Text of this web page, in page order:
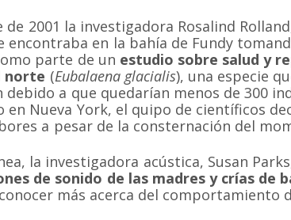
de 2001 la investigadora Rosalind
encontraba en la bahía de Fundy
parte de un estudio sobre salud y
norte (Eubalaena glacialis), una especie
a que quedarían menos de 300
en Nueva York, el quipo de científicos
a pesar de la consternación del
la investigadora acústica, Susan
de sonido de las madres y crías de
más acerca del comportamiento